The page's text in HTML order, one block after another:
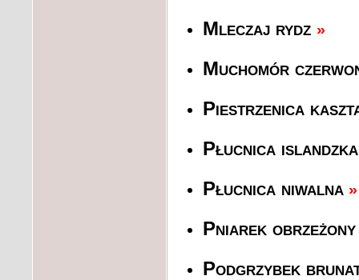
Mleczaj rydz »
Muchomór
Piestrzenica
Płucnica islandzka
Płucnica niwalna »
Pniarek
Podgrzybek